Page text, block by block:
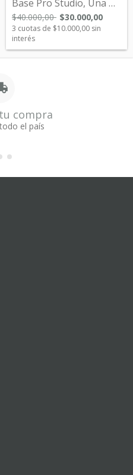
Base Pro Studio, Una Base Perfecta!
$40.000,00 $30.000,00
3 cuotas de $10.000,00 sin
interés
compra
el país